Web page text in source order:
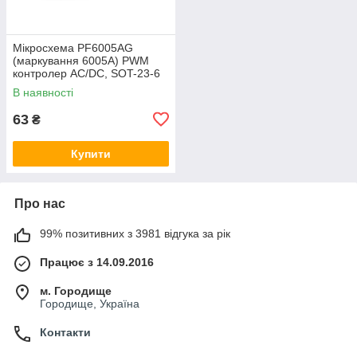
Мікросхема PF6005AG
(маркування 6005A) PWM
контролер AC/DC, SOT-23-6
В наявності
63 ₴
Купити
Про нас
99% позитивних з 3981 відгука за рік
Працює з 14.09.2016
м. Городище
Городище, Україна
Контакти